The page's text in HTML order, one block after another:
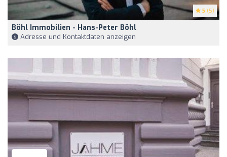
5 (5)
Böhl Immobilien - Hans-Peter Böhl
Adresse und Kontaktdaten anzeigen